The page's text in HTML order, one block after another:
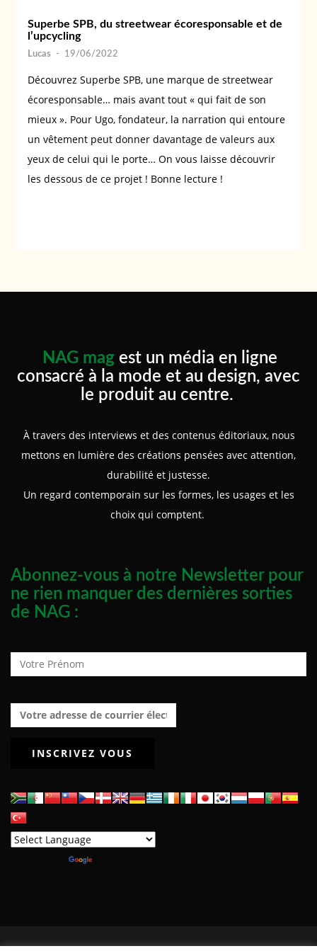
Superbe SPB, du streetwear écoresponsable et de
l’upcycling
Lucas - 19/06/2022
Découvrez Superbe SPB, une marque de streetwear
écoresponsable… mais avant tout « qui fait de son
mieux ». Pour Ugo, fondateur, la narration qui entoure
un vêtement peut donner davantage de valeurs aux
yeux de celui qui le porte… On vous laisse découvrir
les dessous de ce projet ! Bonne lecture !
NAG mag est un média en ligne
consacré à la mode et au design, avec
le produit au centre.
À travers des interviews et des contenus éditoriaux, nous
mettons en lumière des créations pensées avec attention,
durabilité et justesse.
Un regard contemporain sur les formes, les usages et les
choix qui comptent.
Abonnez-vous à notre Newsletter pour
ne rien manquer des dernières sorties
de NAG :